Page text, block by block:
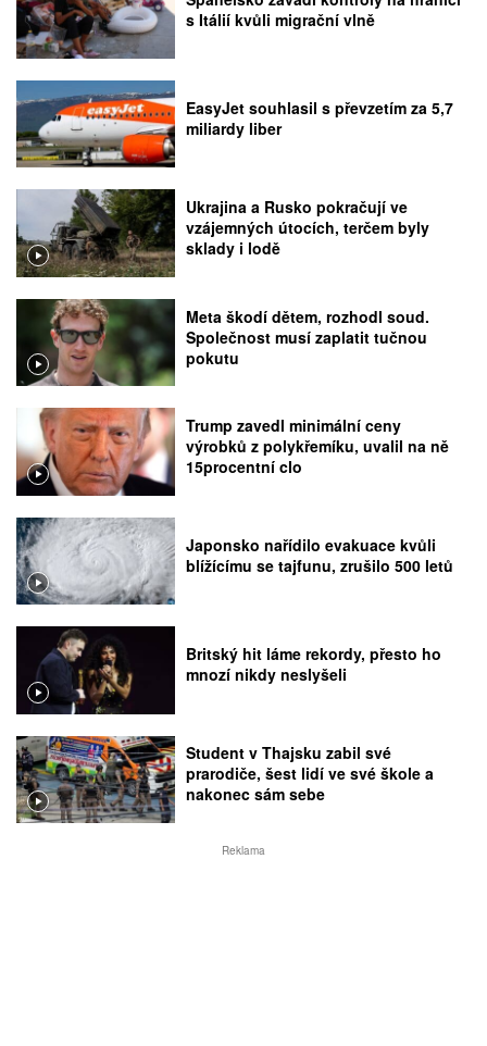
s Itálií kvůli migrační vlně
EasyJet souhlasil s převzetím za 5,7
miliardy liber
Ukrajina a Rusko pokračují ve
vzájemných útocích, terčem byly
sklady i lodě
Meta škodí dětem, rozhodl soud.
Společnost musí zaplatit tučnou
pokutu
Trump zavedl minimální ceny
výrobků z polykřemíku, uvalil na ně
15procentní clo
Japonsko nařídilo evakuace kvůli
blížícímu se tajfunu, zrušilo 500 letů
Britský hit láme rekordy, přesto ho
mnozí nikdy neslyšeli
Student v Thajsku zabil své
prarodiče, šest lidí ve své škole a
nakonec sám sebe
Reklama